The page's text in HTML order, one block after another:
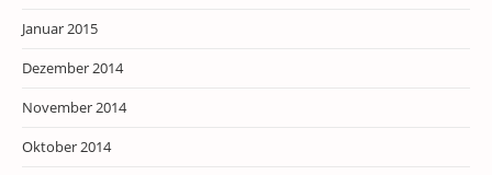
Januar 2015
Dezember 2014
November 2014
Oktober 2014